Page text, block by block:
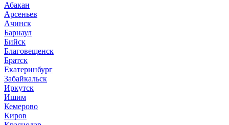
Абакан
Арсеньев
Ачинск
Барнаул
Бийск
Благовещенск
Братск
Екатеринбург
Забайкальск
Иркутск
Ишим
Кемерово
Киров